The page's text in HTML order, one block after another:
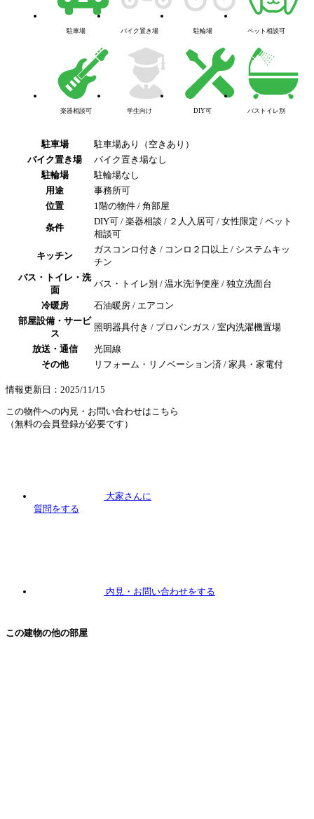
駐車場 バイク置き場 駐輪場 ペット相談可
楽器相談可 学生向け DIY可 バストイレ別
駐車場
駐車場あり（空きあり）
バイク置き場
バイク置き場なし
駐輪場
駐輪場なし
用途
事務所可
位置
1階の物件 / 角部屋
条件
DIY可 / 楽器相談 / ２人入居可 / 女性限定 / ペット
相談可
キッチン
ガスコンロ付き / コンロ２口以上 / システムキッ
チン
バス・トイレ・洗
面
バス・トイレ別 / 温水洗浄便座 / 独立洗面台
冷暖房
石油暖房 / エアコン
部屋設備・サービ
ス
照明器具付き / プロパンガス / 室内洗濯機置場
放送・通信
光回線
その他
リフォーム・リノベーション済 / 家具・家電付
情報更新日：2025/11/15
この物件への内見・お問い合わせはこちら
（無料の会員登録が必要です）
大家さんに
質問をする
内見 ・お問い合わせをする
この建物の他の部屋